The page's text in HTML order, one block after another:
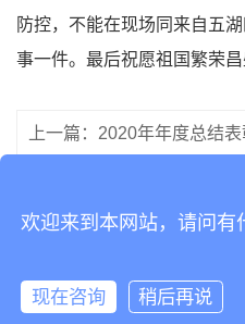
防控，不能在现场同来自五
事一件。最后祝愿祖国繁荣
上一篇：2020年年度总结
欢迎来到本网站，请问有
现在咨询 稍后再说